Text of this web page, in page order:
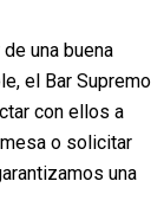
una buena
el Bar Supremo
con ellos a
o solicitar
una